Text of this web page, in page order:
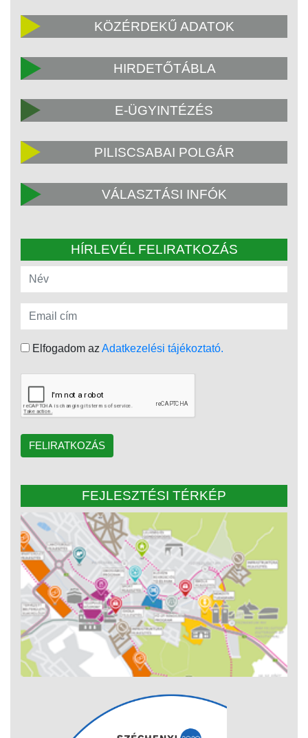
KÖZÉRDEKŰ ADATOK
HIRDETŐTÁBLA
E-ÜGYINTÉZÉS
PILISCSABAI POLGÁR
VÁLASZTÁSI INFÓK
HÍRLEVÉL FELIRATKOZÁS
Elfogadom az Adatkezelési tájékoztató.
FELIRATKOZÁS
FEJLESZTÉSI TÉRKÉP